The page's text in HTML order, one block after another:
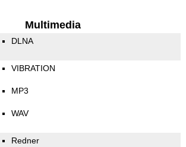
Multimedia
DLNA
VIBRATION
MP3
WAV
Redner